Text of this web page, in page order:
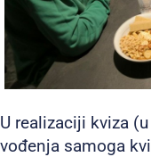
U realizaciji kviza
vođenja samoga